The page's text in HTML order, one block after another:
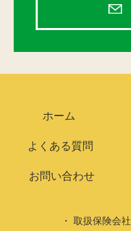
ホーム
よくある質問
お問い合わせ
取扱保険会社